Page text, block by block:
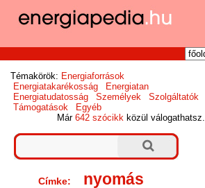
Témakörök: Energiaforrások
Energiatakarékosság
Energiatan
Energiatudatosság
Személyek
Szolgáltatók
Támogatások
Egyéb
Már642 szócikk közül válogathatsz.
Címke: nyomás